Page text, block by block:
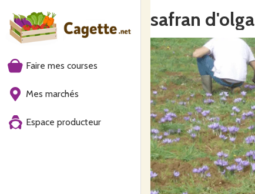
Faire mes courses
Mes marchés
Espace producteur
safran d'olga